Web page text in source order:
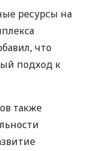
ресурсы на
что
подход к
также